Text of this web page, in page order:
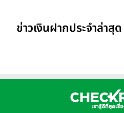
ข่าวเงินฝากประจำล่าสุด